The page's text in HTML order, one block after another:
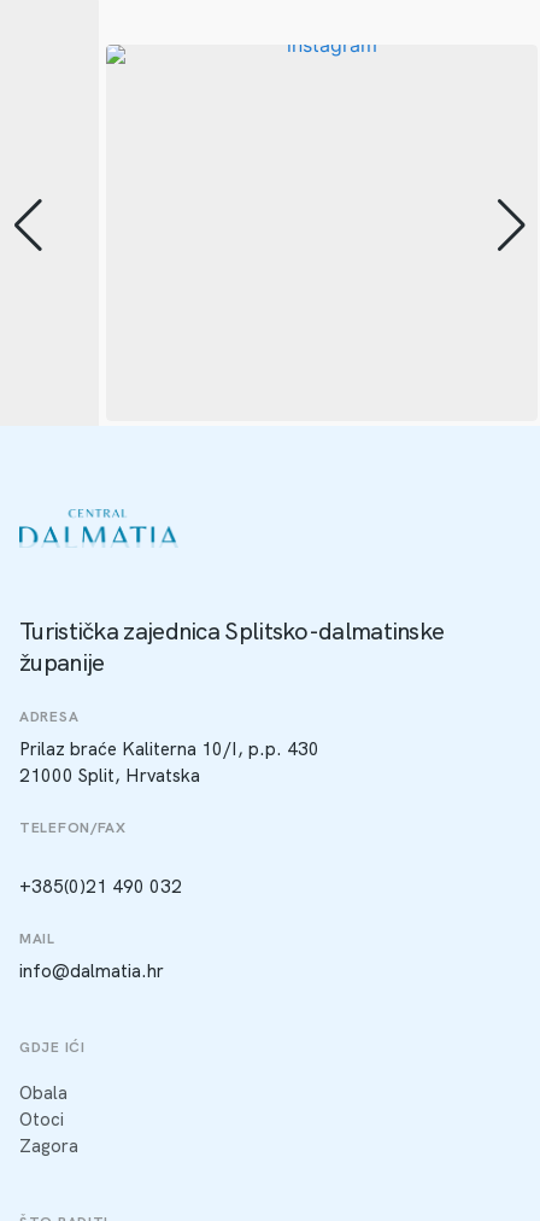
Turistička zajednica Splitsko-dalmatinske
županije
ADRESA
Prilaz braće Kaliterna 10/I, p.p. 430
21000 Split, Hrvatska
TELEFON/FAX
+385(0)21 490 032
MAIL
info@dalmatia.hr
GDJE IĆI
Obala
Otoci
Zagora